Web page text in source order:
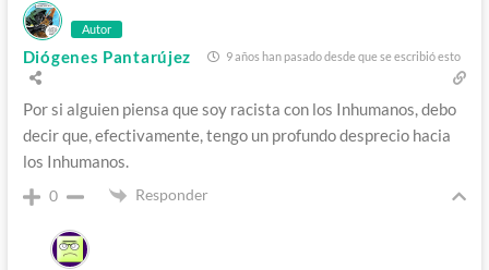
Autor
Diógenes Pantarújez 9 años han pasado desde que se escribió esto
Por si alguien piensa que soy racista con los Inhumanos, debo
decir que, efectivamente, tengo un profundo desprecio hacia
los Inhumanos.
0 Responder